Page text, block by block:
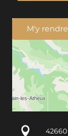
M'y rendre
42660